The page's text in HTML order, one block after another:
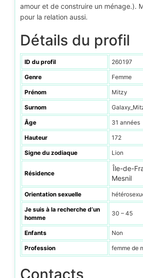
amour et de construire un ménage.).
pour la relation aussi.
Détails du profil
ID du profil 260197
Genre Femme
Prénom Mitzy
Surnom
Âge 31 années
Hauteur 172
Signe du zodiaque Lion
Résidence
Île-de-
Mesnil
Orientation sexuelle
Je suis à la recherche d’un
homme
30 – 45
Enfants Non
Profession femme de
Contacts